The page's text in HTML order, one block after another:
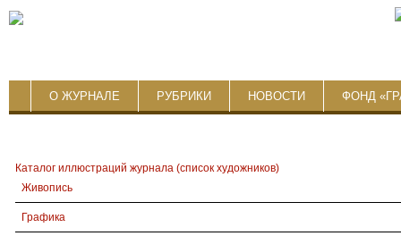
О ЖУРНАЛЕ РУБРИКИ НОВОСТИ ФОНД
Каталог иллюстраций журнала (список художников)
Живопись
Графика